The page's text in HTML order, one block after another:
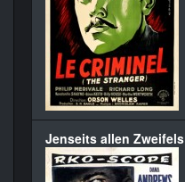
Jenseits allen Zweifels